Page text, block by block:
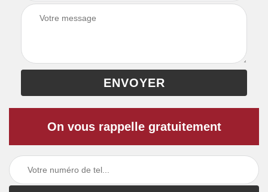
On vous rappelle gratuitement